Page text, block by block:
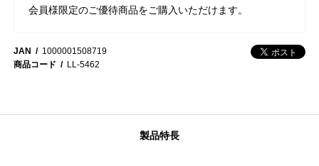
会員様限定のご優待商品をご購入いただけます。
JAN
1000001508719
商品コード
LL-5462
製品特長